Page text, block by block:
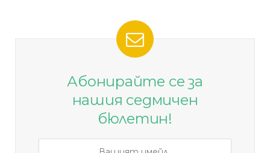
Абонирайте се за
нашия седмичен
бюлетин!